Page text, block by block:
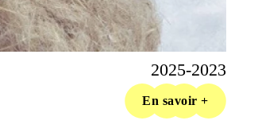
2025-2023
En savoir +